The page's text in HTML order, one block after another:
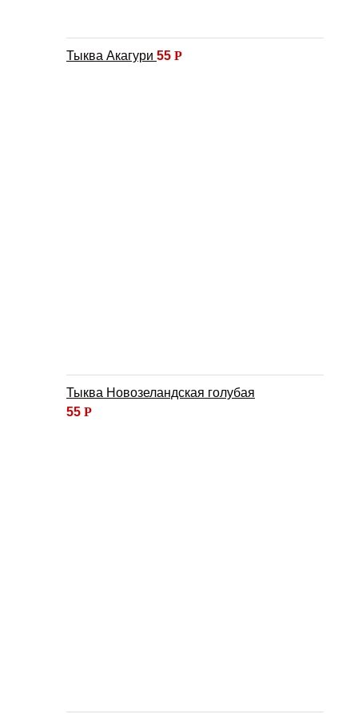
Тыква Акагури 55 Р
Тыква Новозеландская голубая
55 Р